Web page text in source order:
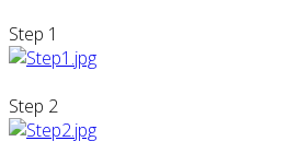
Step 1
Step 2